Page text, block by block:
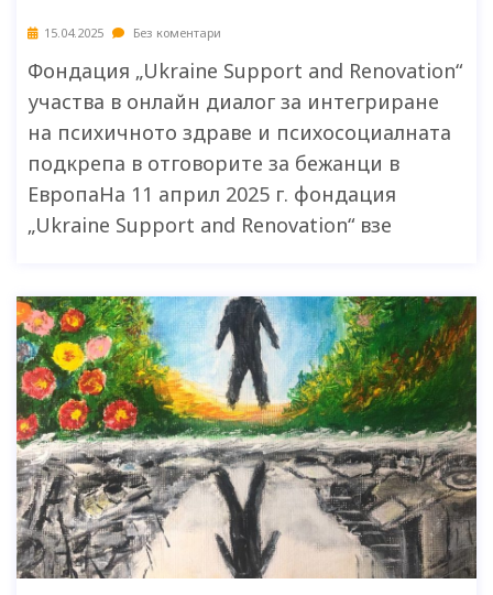
15.04.2025 Без коментари
Фондация „Ukraine Support and Renovation“
участва в онлайн диалог за интегриране
на психичното здраве и психосоциалната
подкрепа в отговорите за бежанци в
ЕвропаНа 11 април 2025 г. фондация
„Ukraine Support and Renovation“ взе